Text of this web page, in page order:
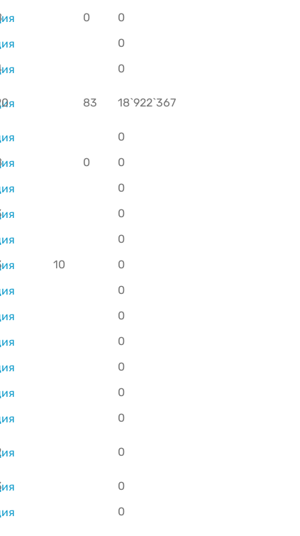
0
0
0
0
83 18`922`367
0
0
0
0
0
0
10
0
0
0
0
0
0
0
0
0
0